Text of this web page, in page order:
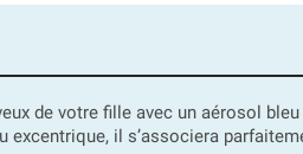
de votre fille avec un aérosol
il s’associera